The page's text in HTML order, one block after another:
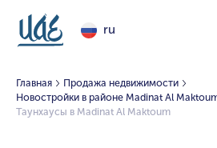
ru
Главная
Продажа недвижимости
Новостройки в районе Madinat Al
Таунхаусы в Madinat Al Maktoum